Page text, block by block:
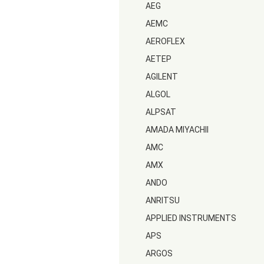
AEG
AEMC
AEROFLEX
AETEP
AGILENT
ALGOL
ALPSAT
AMADA MIYACHII
AMC
AMX
ANDO
ANRITSU
APPLIED INSTRUMENTS
APS
ARGOS